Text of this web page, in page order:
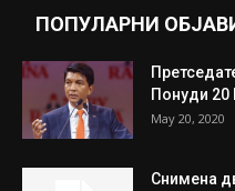
ПОПУЛАРНИ
Понуди
May 20, 2020
Снимена